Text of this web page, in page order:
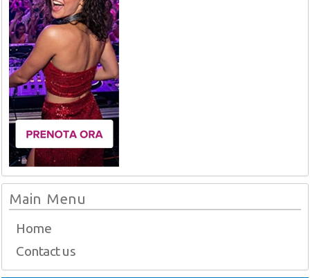
Main Menu
Home
Contact us